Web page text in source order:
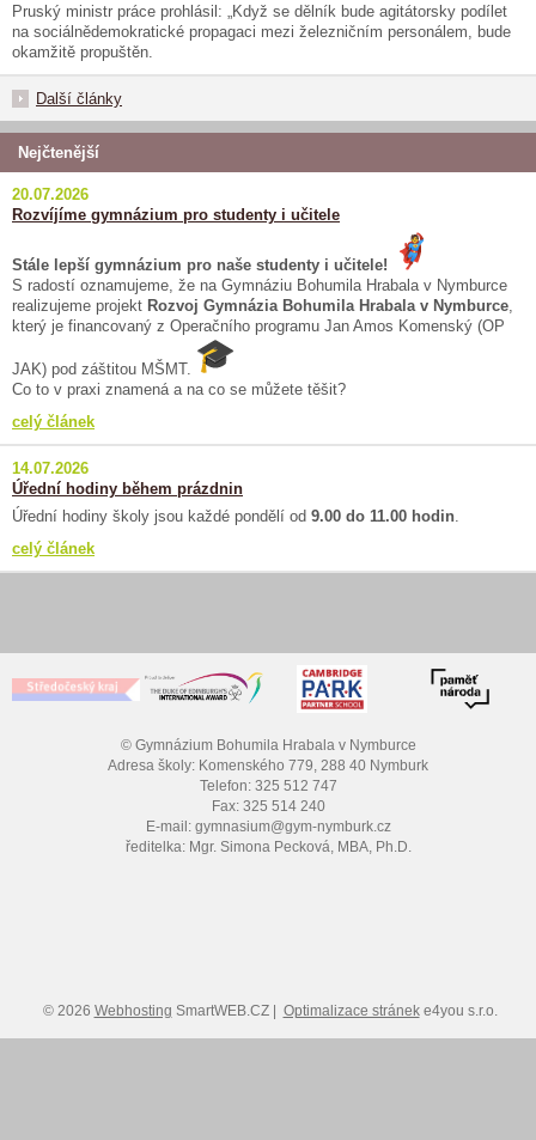
Pruský ministr práce prohlásil: „Když se dělník bude agitátorsky podílet
na sociálnědemokratické propagaci mezi železničním personálem, bude
okamžitě propuštěn.
Další články
Nejčtenější
20.07.2026
Rozvíjíme gymnázium pro studenty i učitele
Stále lepší gymnázium pro naše studenty i učitele!
S radostí oznamujeme, že na Gymnáziu Bohumila Hrabala v Nymburce
realizujeme projekt Rozvoj Gymnázia Bohumila Hrabala v Nymburce
který je financovaný z Operačního programu Jan Amos Komenský (OP
JAK) pod záštitou MŠMT.
Co to v praxi znamená a na co se můžete těšit?
celý článek
14.07.2026
Úřední hodiny během prázdnin
Úřední hodiny školy jsou každé pondělí od 9.00 do 11.00 hodin
celý článek
© Gymnázium Bohumila Hrabala v Nymburce
Adresa školy: Komenského 779, 288 40 Nymburk
Telefon: 325 512 747
Fax: 325 514 240
E-mail: gymnasium@gym-nymburk.cz
ředitelka: Mgr. Simona Pecková, MBA, Ph.D.
© 2026 Webhosting SmartWEB.CZ | Optimalizace stráneke4you s.r.o.